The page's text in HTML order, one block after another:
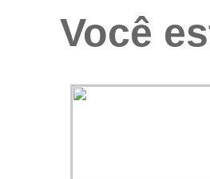
Você